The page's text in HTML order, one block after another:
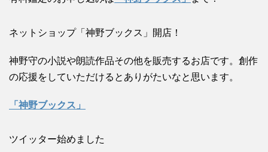
ネットショップ「神野ブックス」開店！
神野守の小説や朗読作品その他を販売するお店です。創作
の応援をしていただけるとありがたいなと思います。
「神野ブックス」
ツイッター始めました